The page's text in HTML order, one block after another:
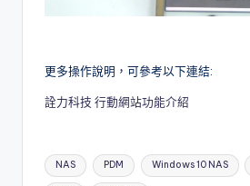
更多操作說明，可參考以下連結:
詮力科技 行動網站功能介紹
Tags:
NAS PDM Windows 10 NAS